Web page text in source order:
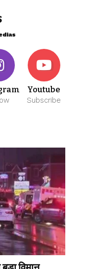
Youtube
Subscribe